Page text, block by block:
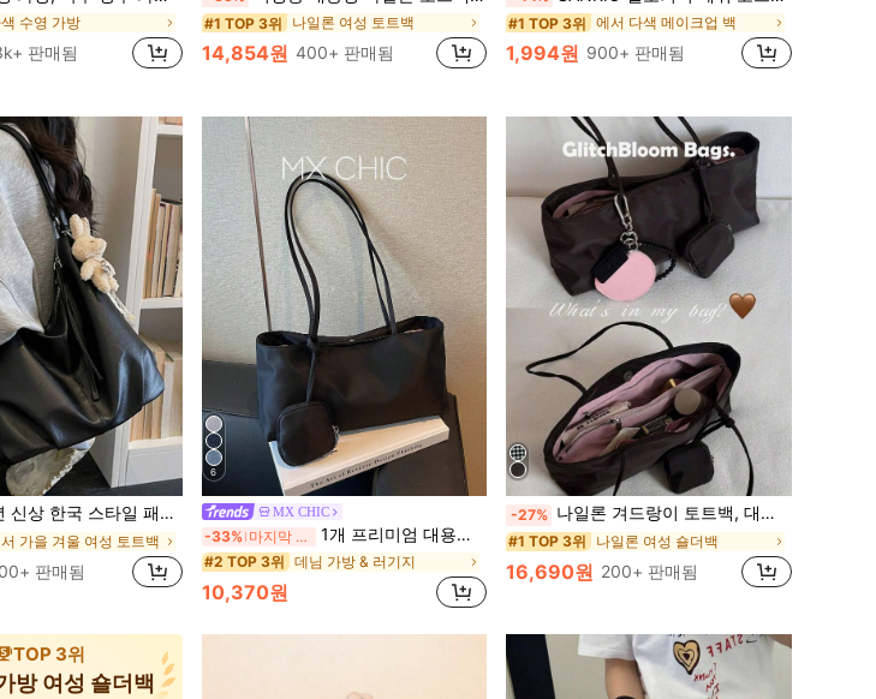
수영 가방
판매됨
#1 TOP 3위 나일론 여성 토트백
14,854원 400+ 판매됨
#1 TOP 3위 에서 다색 메이크업 백
1,994원 900+ 판매됨
빈티지 겨드랑이 가방, 여성 캐주얼 토트백 대용량 숄더백, 쇼핑, 파티, 여행, 선물에 적합 (액세서리 미포함)
가을 겨울 여성 토트백
판매됨
6
MX CHIC
-33% 마지막 3일 1개 프리미엄 대용량 숄더 토트백, 통근 업무 쇼핑 핸드백, 미니멀리스트 다용도 여성 가방
#2 TOP 3위 데님 가방 & 러기지
거의 매진!
#2 TOP 3위 데님 가방 & 러기지
거의 매진!
#2 TOP 3위 데님 가방 & 러기지
거의 매진!
#2 TOP 3위
거의 매진!
10,370원
-27% 나일론 겨드랑이 토트백, 대용량 통근 숄더백, 작은 메이크업 백 포함, 펜던트 미포함, 가벼운 일상 핸드백 (펜던트 미포함)
#1 TOP 3위 나일론 여성 숄더백
16,690원 200+ 판매됨
TOP 3위
방 여성 숄더백